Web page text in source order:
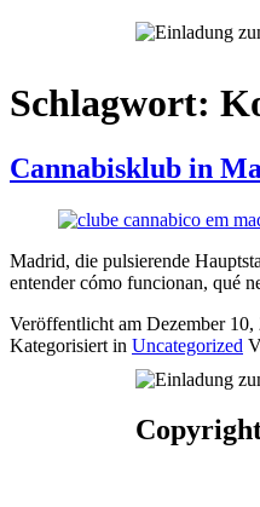
Schlagwort:
Cannabisklub in
Madrid, die pulsierende
entender cómo funcionan, qué
Veröffentlicht am Dezember 10,
Kategorisiert in Uncategorized